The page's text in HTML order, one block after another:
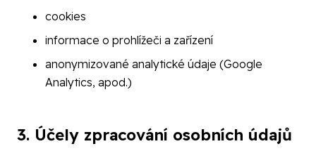
cookies
informace o prohlížeči a zařízení
anonymizované analytické údaje (Google
Analytics, apod.)
3. Účely zpracování osobních údajů